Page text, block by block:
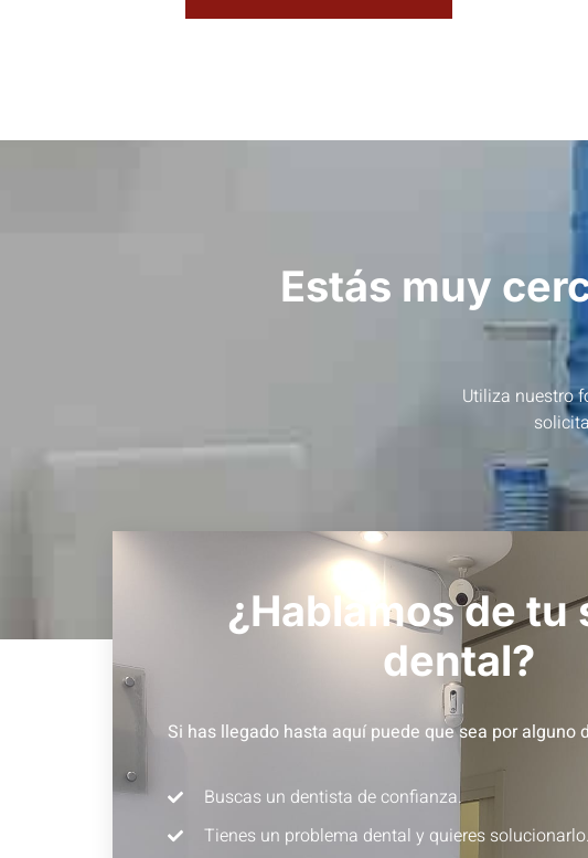
Estás muy
Utiliza nuestro
¿Hablamos de tu
dental?
Si has llegado hasta aquí puede que sea por alguno
Buscas un dentista de confianza.
Tienes un problema dental y quieres solucionarlo.